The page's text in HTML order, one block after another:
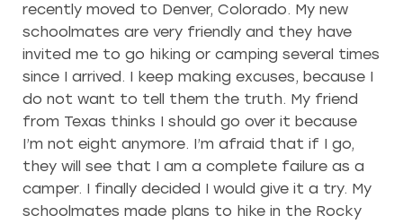
recently moved to Denver, Colorado. My new
schoolmates are very friendly and they have
invited me to go hiking or camping several times
since I arrived. I keep making excuses, because I
do not want to tell them the truth. My friend
from Texas thinks I should go over it because
I’m not eight anymore. I’m afraid that if I go,
they will see that I am a complete failure as a
camper. I finally decided I would give it a try. My
schoolmates made plans to hike in the Rocky